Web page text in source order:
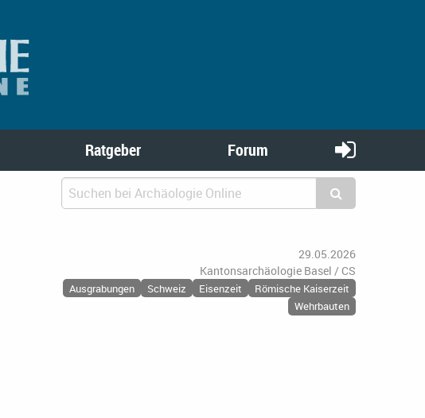
Ratgeber Forum
29.05.2026
Kantonsarchäologie Basel / CS
Ausgrabungen Schweiz Eisenzeit
Römische Kaiserzeit
Wehrbauten